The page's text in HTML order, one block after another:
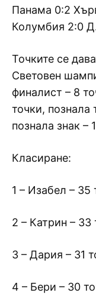
Панама 0:2
Колумбия 2:0
Точките се
Световен
финалист – 8
точки, познала
познала знак –
Класиране:
1 – Изабел – 35
2 – Катрин – 33
3 – Дария – 31
4 – Бери – 30